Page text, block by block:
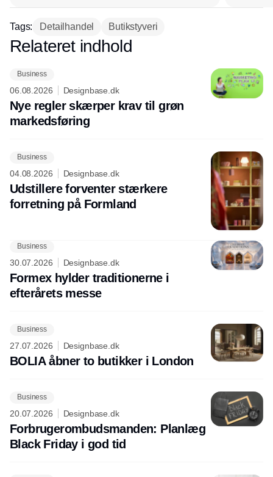
Tags: Detailhandel Butikstyveri
Annonce
Relateret indhold
Business
06.08.2026 Designbase.dk
Nye regler skærper krav til grøn
markedsføring
Business
04.08.2026 Designbase.dk
Udstillere forventer stærkere
forretning på Formland
Business
30.07.2026 Designbase.dk
Formex hylder traditionerne i
efterårets messe
Business
27.07.2026 Designbase.dk
BOLIA åbner to butikker i London
Business
20.07.2026 Designbase.dk
Forbrugerombudsmanden: Planlæg
Black Friday i god tid